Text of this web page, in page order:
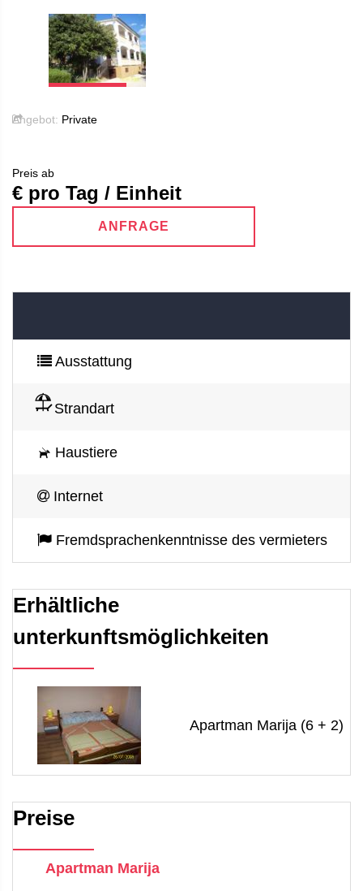
Angebot: Private
Preis ab
€ pro Tag / Einheit
ANFRAGE
Ausstattung
Strandart
Haustiere
Internet
Fremdsprachenkenntnisse des vermieters
Erhältliche
unterkunftsmöglichkeiten
Apartman Marija (6 + 2)
Preise
Apartman Marija